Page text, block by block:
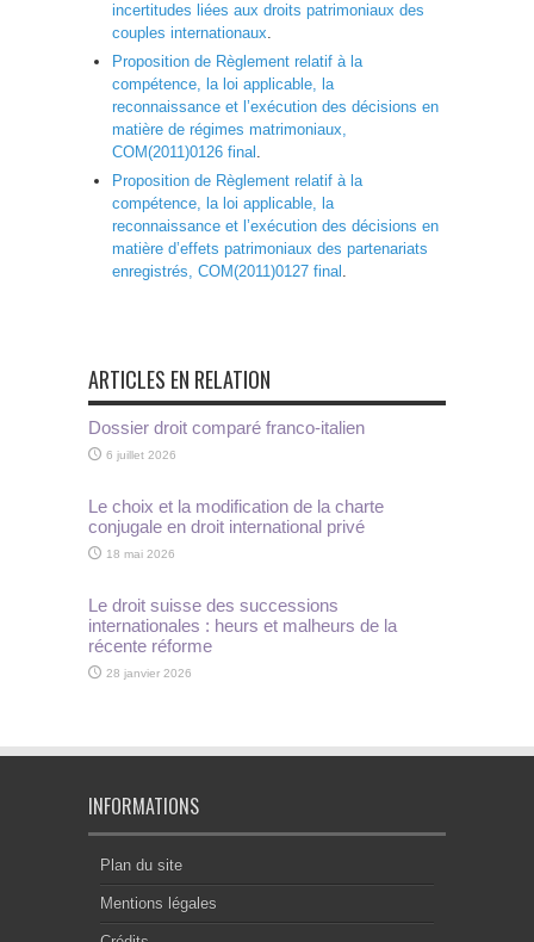
incertitudes liées aux droits patrimoniaux des
couples internationaux.
Proposition de Règlement relatif à la
compétence, la loi applicable, la
reconnaissance et l’exécution des décisions en
matière de régimes matrimoniaux,
COM(2011)0126 final .
Proposition de Règlement relatif à la
compétence, la loi applicable, la
reconnaissance et l’exécution des décisions en
matière d’effets patrimoniaux des partenariats
enregistrés, COM(2011)0127 final .
ARTICLES EN RELATION
Dossier droit comparé franco-italien
6 juillet 2026
Le choix et la modification de la charte
conjugale en droit international privé
18 mai 2026
Le droit suisse des successions
internationales : heurs et malheurs de la
récente réforme
28 janvier 2026
INFORMATIONS
Plan du site
Mentions légales